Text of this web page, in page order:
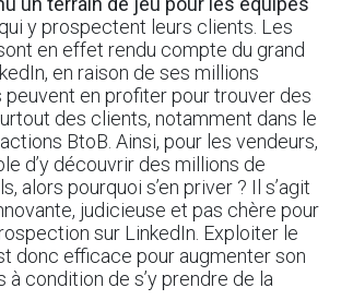
qui y prospectent leurs clients. Les
en effet rendu compte du grand
en raison de ses millions
peuvent en profiter pour trouver des
des clients, notamment dans le
BtoB. Ainsi, pour les vendeurs,
d’y découvrir des millions de
alors pourquoi s’en priver ? Il s’agit
judicieuse et pas chère pour
sur LinkedIn. Exploiter le
donc efficace pour augmenter son
à condition de s’y prendre de la